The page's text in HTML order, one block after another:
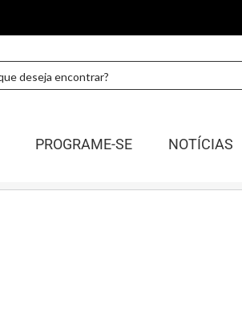
PROGRAME-SE NOTÍCIAS